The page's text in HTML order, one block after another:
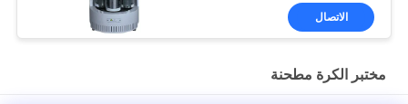
الاتصال
مختبر الكرة مطحنة